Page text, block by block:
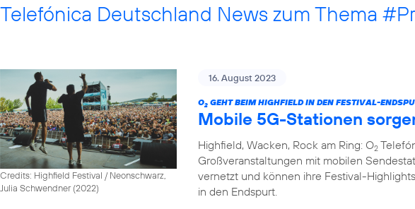
Telefónica Deutschland News zum Thema
Credits: Highfield Festival / Neonschwarz,
Julia Schwendner (2022)
16. August 2023
O2 GEHT BEIM HIGHFIELD IN DEN FESTIVAL-
Mobile 5G-Stationen
Highfield, Wacken, Rock am Ring: O2
Großveranstaltungen mit mobilen
vernetzt und können ihre Festival-
in den Endspurt.